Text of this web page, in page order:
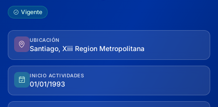
Vigente
UBICACIÓN
Santiago, Xiii Region Metropolitana
INICIO ACTIVIDADES
01/01/1993